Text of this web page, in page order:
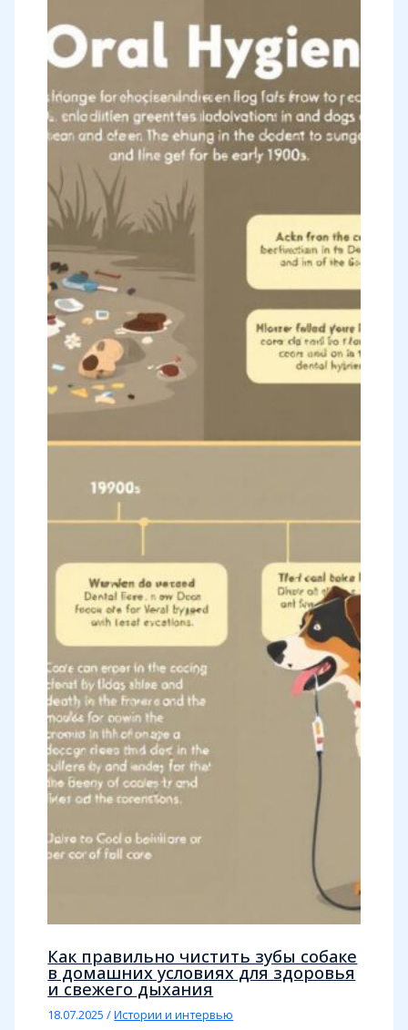
Как правильно чистить зубы собаке
в домашних условиях для здоровья
и свежего дыхания
18.07.2025/Истории и интервью